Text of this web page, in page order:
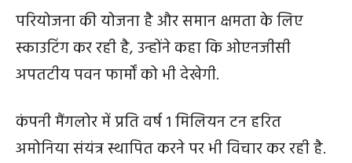
परियोजना की योजना है और समान क्षमता के लिए
स्काउटिंग कर रही है, उन्होंने कहा कि ओएनजीसी
अपतटीय पवन फार्मों को भी देखेगी.
कंपनी मैंगलोर में प्रति वर्ष 1 मिलियन टन हरित
अमोनिया संयंत्र स्थापित करने पर भी विचार कर रही है.